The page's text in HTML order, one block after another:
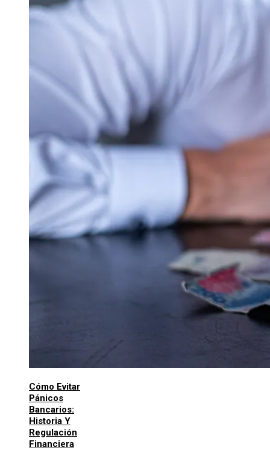
Cómo Evitar
Pánicos
Bancarios:
Historia Y
Regulación
Financiera